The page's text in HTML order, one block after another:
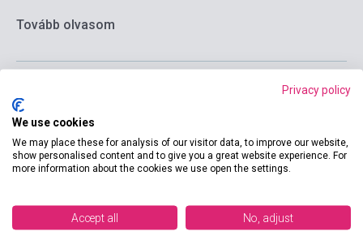
Tovább olvasom
Privacy policy
We use cookies
We may place these for analysis of our visitor data, to improve our website,
show personalised content and to give you a great website experience. For
more information about the cookies we use open the settings.
Accept all No, adjust